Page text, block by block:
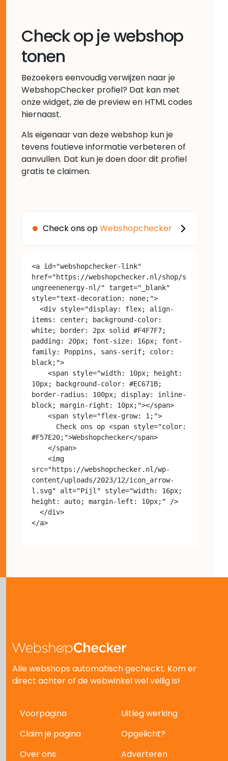
Check op je webshop
tonen
Bezoekers eenvoudig verwijzen naar je
WebshopChecker profiel? Dat kan met
onze widget, zie de preview en HTML codes
hiernaast.
Als eigenaar van deze webshop kun je
tevens foutieve informatie verbeteren of
aanvullen. Dat kun je doen door dit profiel
gratis te claimen.
Check ons opWebshopchecker
<a id="webshopchecker-link"
href="https://webshopchecker.nl/shop/s
ungreenenergy-nl/" target="_blank"
style="text-decoration: none;">
items: center; background-color:
white; border: 2px solid #F4F7F7;
padding: 20px; font-size: 16px; font-
family: Poppins, sans-serif; color:
black;">
10px; background-color: #EC671B;
border-radius: 100px; display: inline-
block; margin-right: 10px;"></span>
#F57E20;">Webshopchecker</span>
src="https://webshopchecker.nl/wp-
content/uploads/2023/12/icon_arrow-
l.svg" alt="Pijl" style="width: 16px;
height: auto; margin-left: 10px;" />
Alle webshops automatisch gecheckt. Kom er
direct achter of de webwinkel wel veilig is!
Voorpagina
Uitleg werking
Claim je pagina
Opgelicht?
Over ons
Adverteren